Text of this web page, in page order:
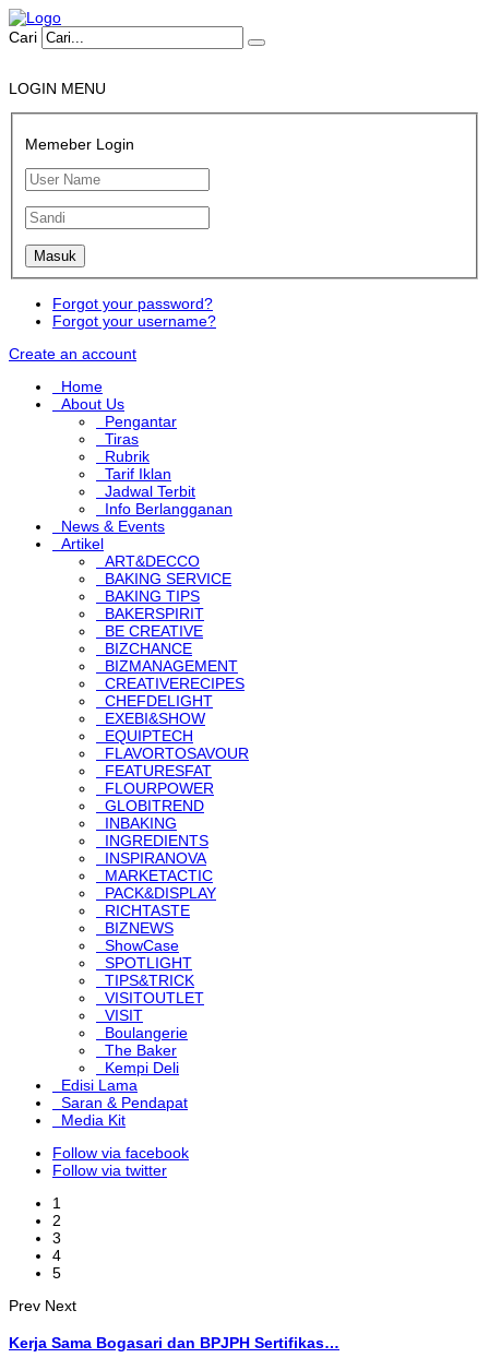
Cari
LOGIN MENU
Memeber Login
Forgot your password?
Forgot your username?
Create an account
Home
About Us
Pengantar
Tiras
Rubrik
Tarif Iklan
Jadwal Terbit
Info Berlangganan
News & Events
Artikel
ART&DECCO
BAKING SERVICE
BAKING TIPS
BAKERSPIRIT
BE CREATIVE
BIZCHANCE
BIZMANAGEMENT
CREATIVERECIPES
CHEFDELIGHT
EXEBI&SHOW
EQUIPTECH
FLAVORTOSAVOUR
FEATURESFAT
FLOURPOWER
GLOBITREND
INBAKING
INGREDIENTS
INSPIRANOVA
MARKETACTIC
PACK&DISPLAY
RICHTASTE
BIZNEWS
ShowCase
SPOTLIGHT
TIPS&TRICK
VISITOUTLET
VISIT
Boulangerie
The Baker
Kempi Deli
Edisi Lama
Saran & Pendapat
Media Kit
Follow via facebook
Follow via twitter
1
2
3
4
5
Prev Next
Kerja Sama Bogasari dan BPJPH Sertifikas…